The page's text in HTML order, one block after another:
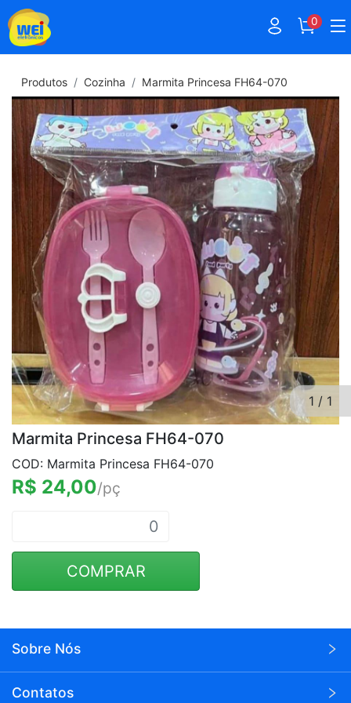
0
Produtos Cozinha Marmita Princesa FH64-070
1 / 1
Marmita Princesa FH64-070
COD: Marmita Princesa FH64-070
R$ 24,00/pç
COMPRAR
Sobre Nós
seguimento de eletrônicos em atacado.
Contatos